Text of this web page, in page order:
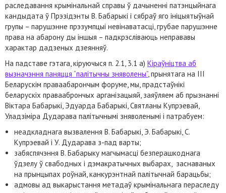
раследавання крымінальнай справы ў дачыненні патэнцыйнага
кандыдата ў Прэзідэнты В. Бабарыкі і сябраў яго ініцыятыўнай
групы – парушэнне прэзумпцыі невінаватасці, грубае парушэнне
права на абарону ды іншыя – падкрэсліваюць неправавы
характар дадзеных дзеянняў.
На падставе гэтага, кіруючыся п. 2.1, 3.1 а) Кіраўніцтва аб
вызначэння паняцця “палітычны зняволены”, прынятага на ІІІ
Беларускім праваабарончым форуме, мы, прадстаўнікі
беларускіх праваабрончых арганізацыяй, заяўляем аб прызнанні
Віктара Бабарыкі, Эдуарда Бабарыкі, Святланы Купрэевай,
Уладзіміра Дударава палітычнымі зняволенымі і патрабуем:
неадкладнага вызвалення В. Бабарыкі, Э. Бабарыкі, С.
Купрэевай і У. Дударава з-пад варты;
забяспячэння В. Бабарыку магчымасці безперашкоднага
ўдзелу ў свабодных і дэмакратычных выбарах, заснаваных
на прынцыпах роўнай, канкурэнтнай палітычнай барацьбы;
адмовы ад выкарыстання метадаў крымінальнага пераследу